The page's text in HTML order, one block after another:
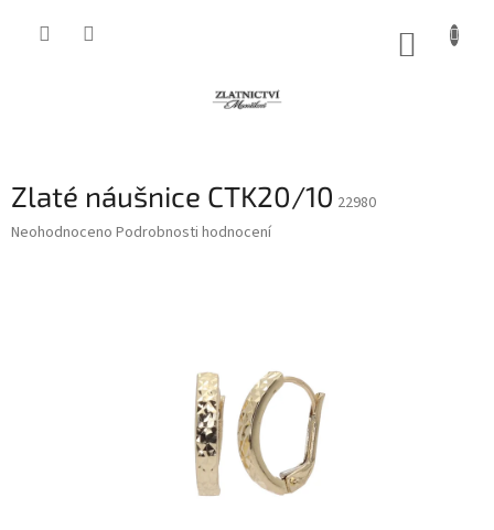
Zlaté náušnice CTK20/10 22980
Průměrné
Neohodnoceno Podrobnosti hodnocení